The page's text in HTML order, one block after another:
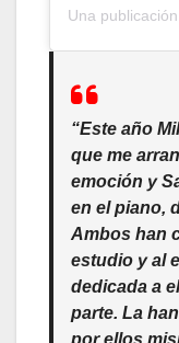
Una
“Este año
que me
emoción y
en el piano,
Ambos han
estudio y al
dedicada a
parte. La